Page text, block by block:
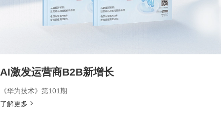
AI激发运营商B2B新增长
《华为技术》第101期
了解更多